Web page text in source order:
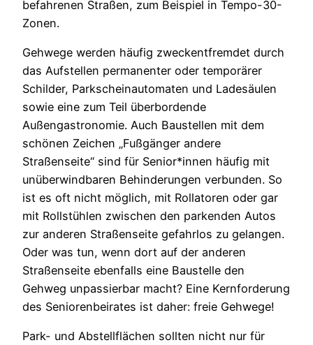
befahrenen Straßen, zum Beispiel in Tempo-30-
Zonen.
Gehwege werden häufig zweckentfremdet durch
das Aufstellen permanenter oder temporärer
Schilder, Parkscheinautomaten und Ladesäulen
sowie eine zum Teil überbordende
Außengastronomie. Auch Baustellen mit dem
schönen Zeichen „Fußgänger andere
Straßenseite“ sind für Senior*innen häufig mit
unüberwindbaren Behinderungen verbunden. So
ist es oft nicht möglich, mit Rollatoren oder gar
mit Rollstühlen zwischen den parkenden Autos
zur anderen Straßenseite gefahrlos zu gelangen.
Oder was tun, wenn dort auf der anderen
Straßenseite ebenfalls eine Baustelle den
Gehweg unpassierbar macht? Eine Kernforderung
des Seniorenbeirates ist daher: freie Gehwege!
Park- und Abstellflächen sollten nicht nur für